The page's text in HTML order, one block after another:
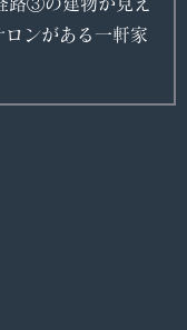
ロンがある一軒家